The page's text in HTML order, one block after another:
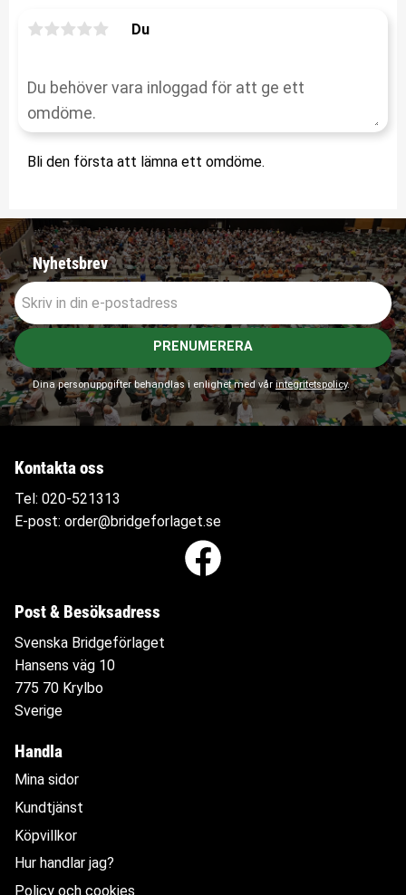
Du
Bli den första att lämna ett omdöme.
Nyhetsbrev
PRENUMERERA
Dina personuppgifter behandlas i enlighet med vår integritetspolicy.
Kontakta oss
Tel: 020-521313
E-post: order@bridgeforlaget.se
Post & Besöksadress
Svenska Bridgeförlaget
Hansens väg 10
775 70 Krylbo
Sverige
Handla
Mina sidor
Kundtjänst
Köpvillkor
Hur handlar jag?
Policy och cookies